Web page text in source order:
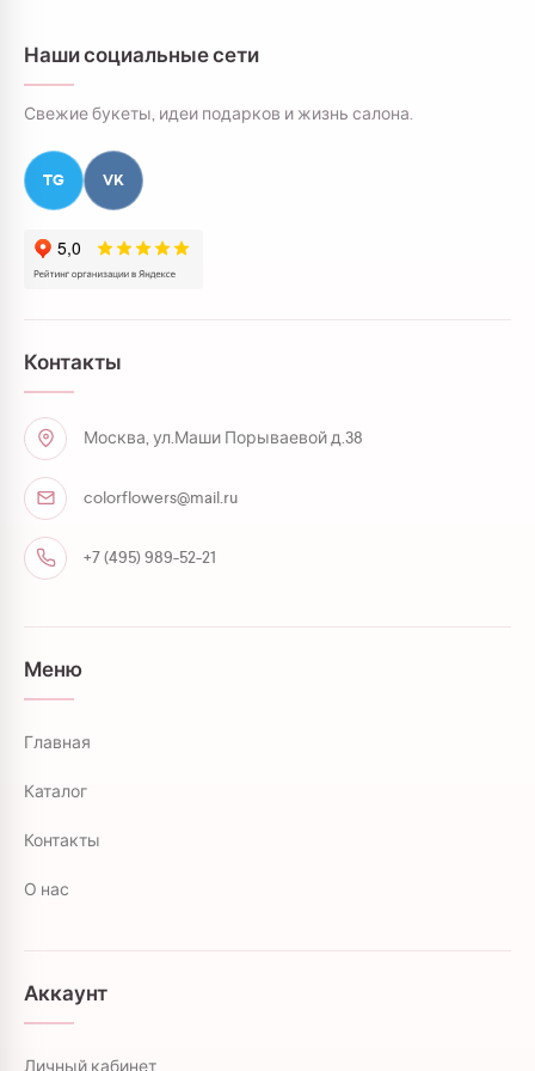
Наши социальные сети
Свежие букеты, идеи подарков и жизнь салона.
TG VK
Контакты
Москва, ул.Маши Порываевой д.38
colorflowers@mail.ru
+7 (495) 989-52-21
Меню
Главная
Каталог
Контакты
О нас
Аккаунт
Личный кабинет